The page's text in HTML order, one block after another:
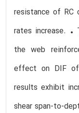
resistance of RC
rates increase. •
the web
effect on DIF of
results exhibit
shear span-to-